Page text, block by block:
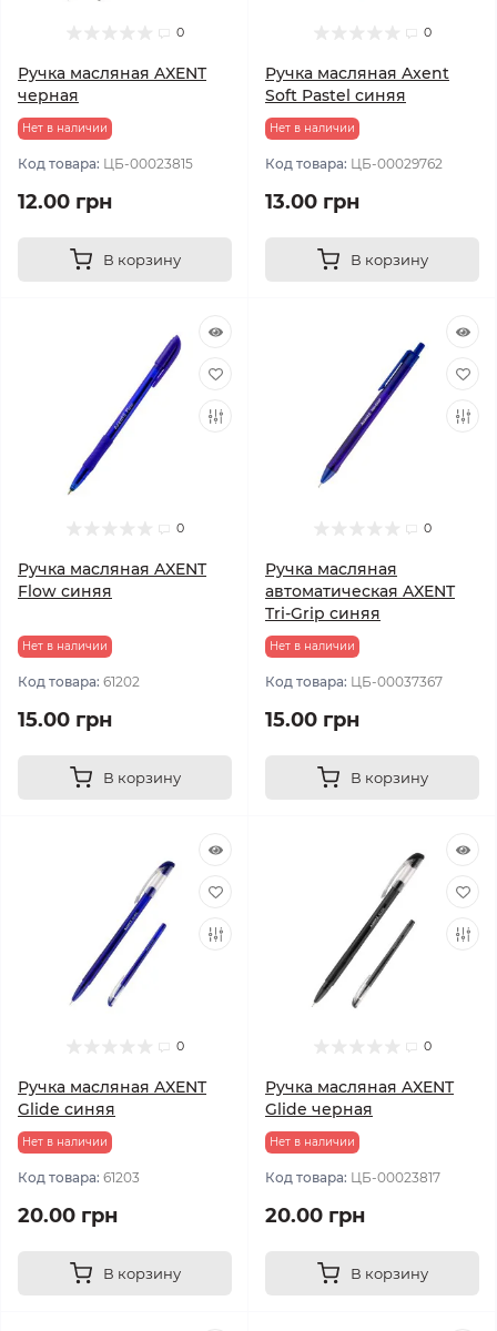
0
Ручка масляная AXENT
черная
Нет в наличии
Код товара: ЦБ-00023815
12.00 грн
В корзину
0
Ручка масляная Axent
Soft Pastel синяя
Нет в наличии
Код товара: ЦБ-00029762
13.00 грн
В корзину
0
Ручка масляная AXENT
Flow синяя
Нет в наличии
Код товара: 61202
15.00 грн
В корзину
0
Ручка масляная
автоматическая AXENT
Tri-Grip синяя
Нет в наличии
Код товара: ЦБ-00037367
15.00 грн
В корзину
0
Ручка масляная AXENT
Glide синяя
Нет в наличии
Код товара: 61203
20.00 грн
В корзину
0
Ручка масляная AXENT
Glide черная
Нет в наличии
Код товара: ЦБ-00023817
20.00 грн
В корзину